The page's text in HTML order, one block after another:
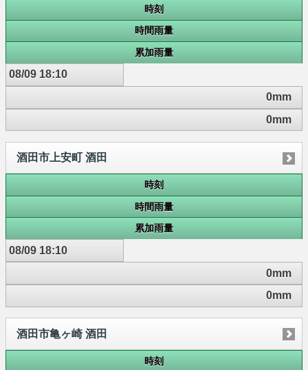
時刻
時間雨量
累加雨量
08/09 18:10
0mm
0mm
酒田市上安町 酒田
時刻
時間雨量
累加雨量
08/09 18:10
0mm
0mm
酒田市亀ヶ崎 酒田
時刻